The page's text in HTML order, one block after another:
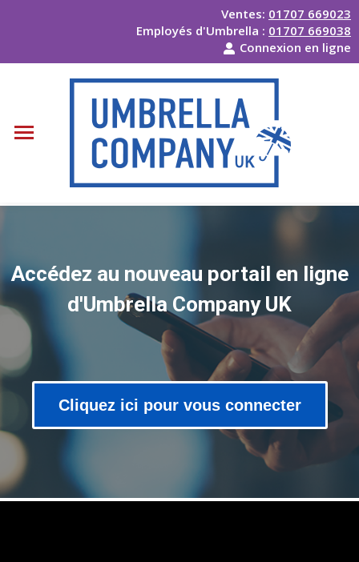
Ventes: 01707 669023
Employés d'Umbrella : 01707 669038
Connexion en ligne
Accédez au nouveau portail en ligne
d'Umbrella Company UK
Cliquez ici pour vous connecter